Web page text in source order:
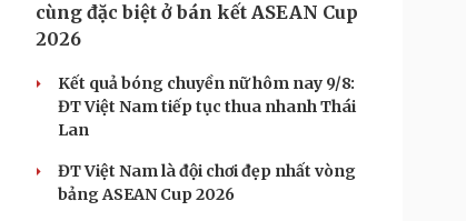
cùng đặc biệt ở bán kết ASEAN Cup
2026
Kết quả bóng chuyền nữ hôm nay 9/8:
ĐT Việt Nam tiếp tục thua nhanh Thái
Lan
ĐT Việt Nam là đội chơi đẹp nhất vòng
bảng ASEAN Cup 2026